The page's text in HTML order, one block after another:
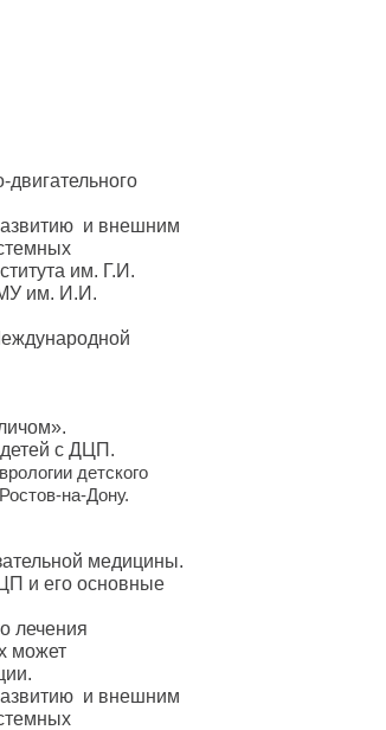
и внешним
им. Г.И.
им. И.И.
с ДЦП.
детского
на-Дону.
медицины.
и его основные
лечения
может
и внешним